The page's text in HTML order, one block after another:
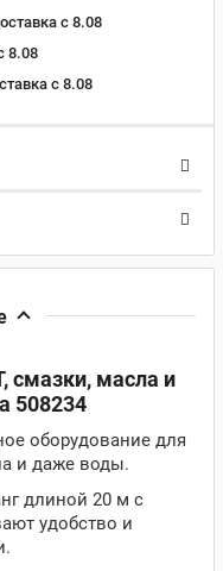
c 8.08
8.08
c 8.08
смазки, масла и
508234
оборудование для
и даже воды.
длиной 20 м с
удобство и